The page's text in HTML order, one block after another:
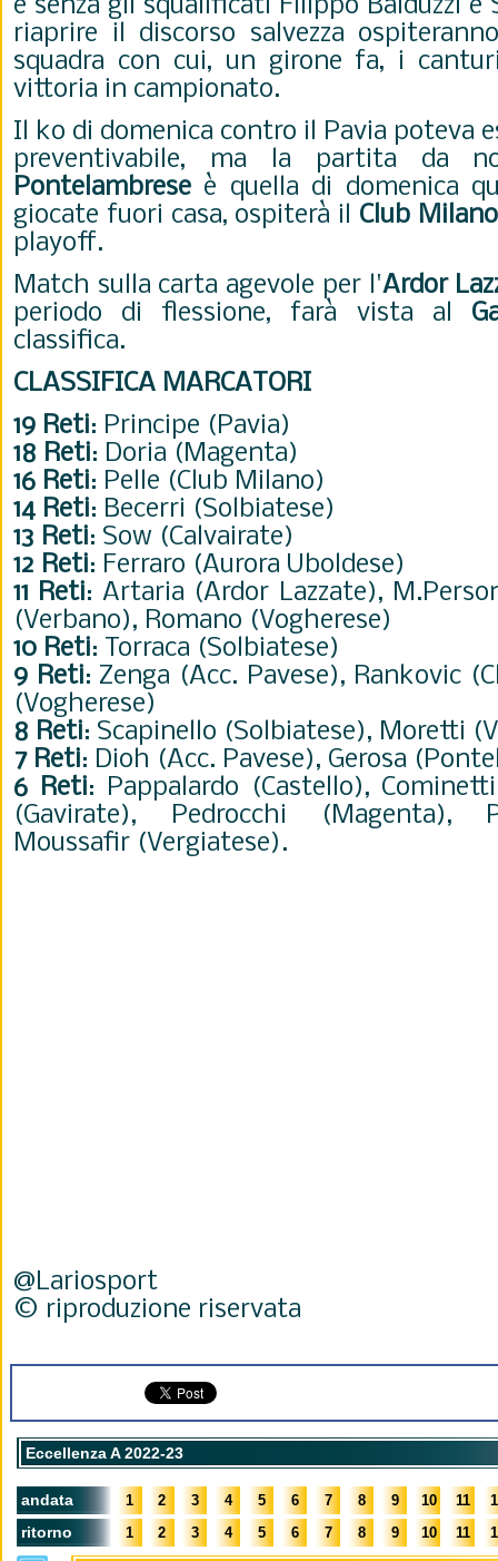
e senza gli squalificati Filippo Balduzzi e
riaprire il discorso salvezza
squadra con cui, un girone fa, i
vittoria in campionato.
Il ko di domenica contro il Pavia poteva
preventivabile, ma la partita da
Pontelambrese è quella di domenica
giocate fuori casa, ospiterà il Club Milano
playoff.
Match sulla carta agevole per l'Ardor
periodo di flessione, farà vista al
classifica.
CLASSIFICA MARCATORI
19 Reti: Principe (Pavia)
18 Reti: Doria (Magenta)
16 Reti: Pelle (Club Milano)
14 Reti: Becerri (Solbiatese)
13 Reti: Sow (Calvairate)
12 Reti: Ferraro (Aurora Uboldese)
11 Reti: Artaria (Ardor Lazzate),
(Verbano), Romano (Vogherese)
10 Reti: Torraca (Solbiatese)
9 Reti: Zenga (Acc. Pavese), Rankovic
(Vogherese)
8 Reti: Scapinello (Solbiatese), Moretti
7 Reti: Dioh (Acc. Pavese), Gerosa
6 Reti: Pappalardo (Castello),
(Gavirate), Pedrocchi (Magenta),
Moussafir (Vergiatese) .
@Lariosport
© riproduzione riservata
Eccellenza A 2022-23
andata 1 2 3 4 5 6 7 8 9 10 11
ritorno 1 2 3 4 5 6 7 8 9 10 11